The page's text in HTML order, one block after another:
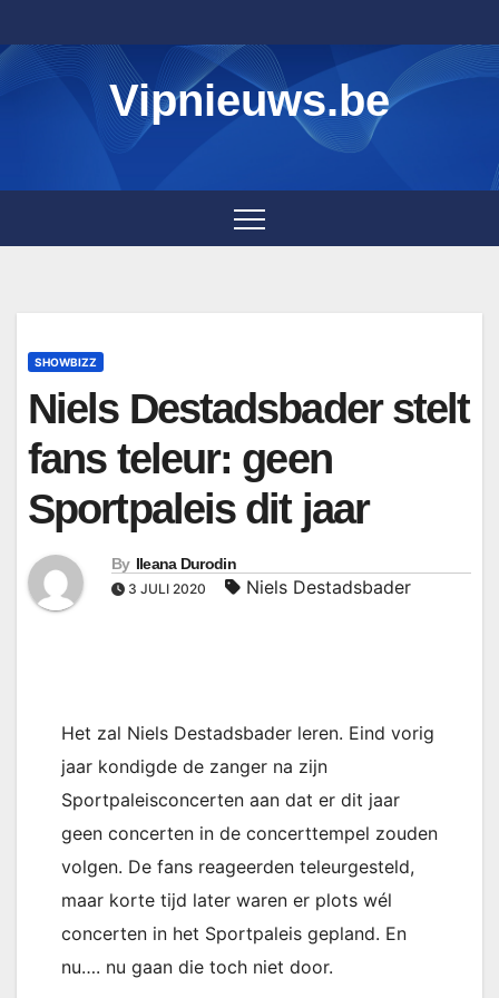
to
content
Vipnieuws.be
SHOWBIZZ
Niels Destadsbader stelt
fans teleur: geen
Sportpaleis dit jaar
By Ileana Durodin
3 JULI 2020 Niels Destadsbader
Het zal Niels Destadsbader leren. Eind vorig
jaar kondigde de zanger na zijn
Sportpaleisconcerten aan dat er dit jaar
geen concerten in de concerttempel zouden
volgen. De fans reageerden teleurgesteld,
maar korte tijd later waren er plots wél
concerten in het Sportpaleis gepland. En
nu…. nu gaan die toch niet door.